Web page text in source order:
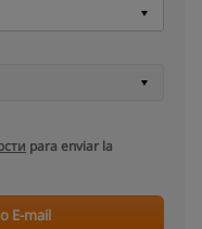
para enviar la
E-mail